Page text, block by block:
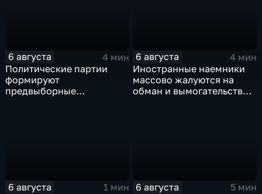
6 августа
4 мин
Политические партии
формируют
предвыборные
6 августа
4 мин
Иностранные наемники
массово жалуются на
обман и вымогательство
6 августа
1 мин
6 августа
5 мин